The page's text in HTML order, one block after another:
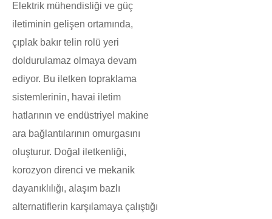
Elektrik mühendisliği ve güç
iletiminin gelişen ortamında,
çıplak bakır telin rolü yeri
doldurulamaz olmaya devam
ediyor. Bu iletken topraklama
sistemlerinin, havai iletim
hatlarının ve endüstriyel makine
ara bağlantılarının omurgasını
oluşturur. Doğal iletkenliği,
korozyon direnci ve mekanik
dayanıklılığı, alaşım bazlı
alternatiflerin karşılamaya çalıştığı